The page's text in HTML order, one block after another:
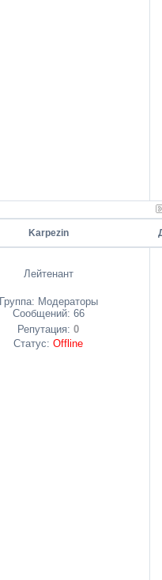
Karpezin
Лейтенант
Группа: Модераторы
Сообщений: 66
Репутация: 0
Статус: Offline